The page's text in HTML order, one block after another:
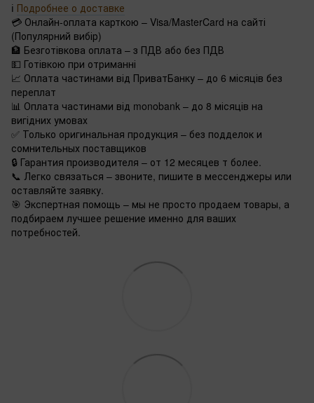
ℹ️ Подробнее о доставке
💳 Онлайн-оплата карткою – Visa/MasterCard на сайті
(Популярний вибір)
🏦 Безготівкова оплата – з ПДВ або без ПДВ
💵 Готівкою при отриманні
📈 Оплата частинами від ПриватБанку – до 6 місяців без
переплат
📊 Оплата частинами від monobank – до 8 місяців на
вигідних умовах
✅ Только оригинальная продукция – без подделок и
сомнительных поставщиков
🔒 Гарантия производителя – от 12 месяцев т более.
📞 Легко связаться – звоните, пишите в мессенджеры или
оставляйте заявку.
🎯 Экспертная помощь – мы не просто продаем товары, а
подбираем лучшее решение именно для ваших
потребностей.